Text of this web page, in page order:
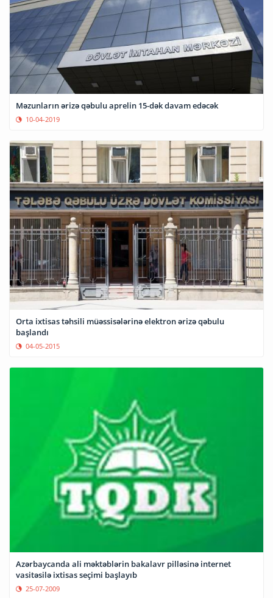
Məzunların ərizə qəbulu aprelin 15-dək davam edəcək
10-04-2019
Orta ixtisas təhsili müəssisələrinə elektron ərizə qəbulu
başlandı
04-05-2015
Azərbaycanda ali məktəblərin bakalavr pilləsinə internet
vasitəsilə ixtisas seçimi başlayıb
25-07-2009